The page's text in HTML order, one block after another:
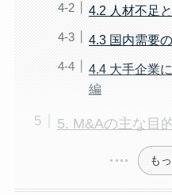
4.2 人材不足
4.3 国内需要
4.4 大手企業
編
5. M&Aの主な目
も